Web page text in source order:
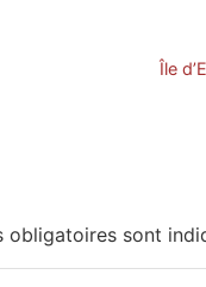
Île
obligatoires sont